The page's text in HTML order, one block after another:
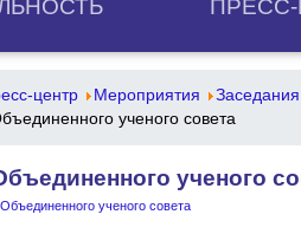
центр Мероприятия
ученого совета
ученого
ученого совета